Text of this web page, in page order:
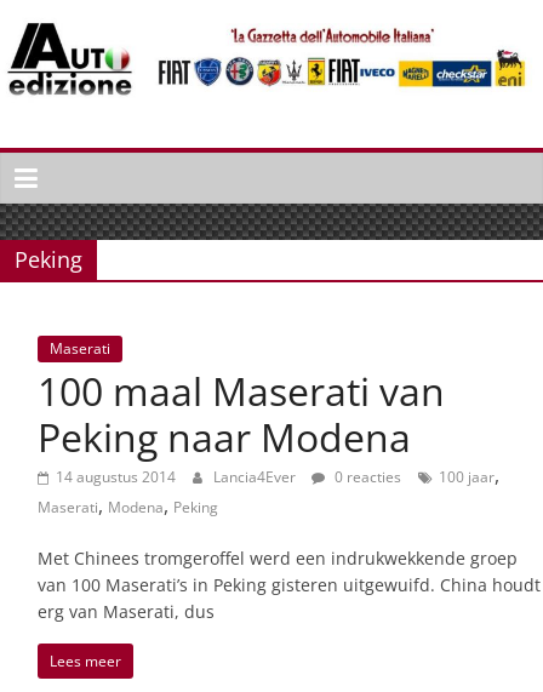
naar
inhoud
Auto
Edizione
La
Gazetta
dell'Automobile
Italiaans
autonieuws
lifestyle
Peking
Maserati
100 maal Maserati van
Peking naar Modena
14 augustus 2014 Lancia4Ever 0 reacties 100 jaar,
Maserati, Modena, Peking
Met Chinees tromgeroffel werd een indrukwekkende groep
van 100 Maserati’s in Peking gisteren uitgewuifd. China houdt
erg van Maserati, dus
Lees meer